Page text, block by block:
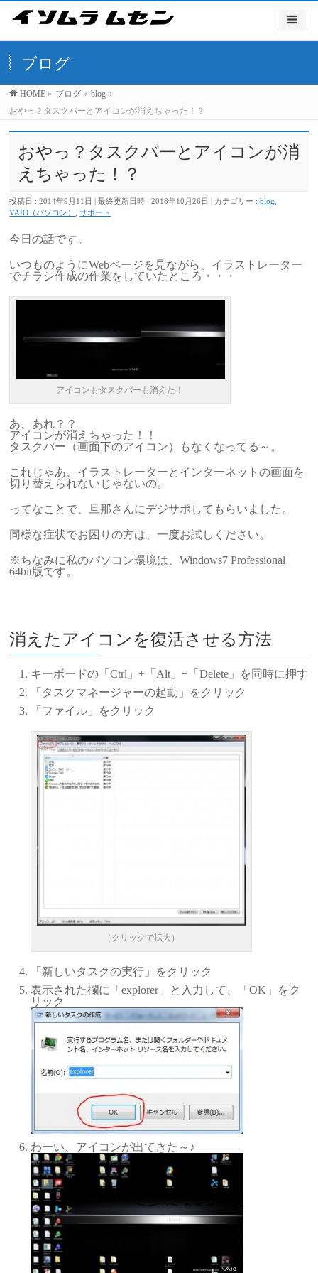
ブログ
HOME » ブログ » blog »
おやっ？タスクバーとアイコンが消えちゃった！？
おやっ？タスクバーとアイコンが消
えちゃった！？
投稿日 : 2014年9月11日 最終更新日時 : 2018年10月26日 カテゴリー :blog
VAIO（パソコン）
,サポート
今日の話です。
いつものようにWebページを見ながら、イラストレーター
でチラシ作成の作業をしていたところ・・・
アイコンもタスクバーも消えた！
あ、あれ？？
アイコンが消えちゃった！！
タスクバー（画面下のアイコン）もなくなってる～。
これじゃあ、イラストレーターとインターネットの画面を
切り替えられないじゃないの。
ってなことで、旦那さんにデジサポしてもらいました。
同様な症状でお困りの方は、一度お試しください。
※ちなみに私のパソコン環境は、Windows7 Professional
64bit版です。
消えたアイコンを復活させる方法
キーボードの「Ctrl」+「Alt」+「Delete」を同時に押す
「タスクマネージャーの起動」をクリック
「ファイル」をクリック
（クリックで拡大）
「新しいタスクの実行」をクリック
表示された欄に「explorer」と入力して、「OK」をク
リック
わーい、アイコンが出てきた～♪